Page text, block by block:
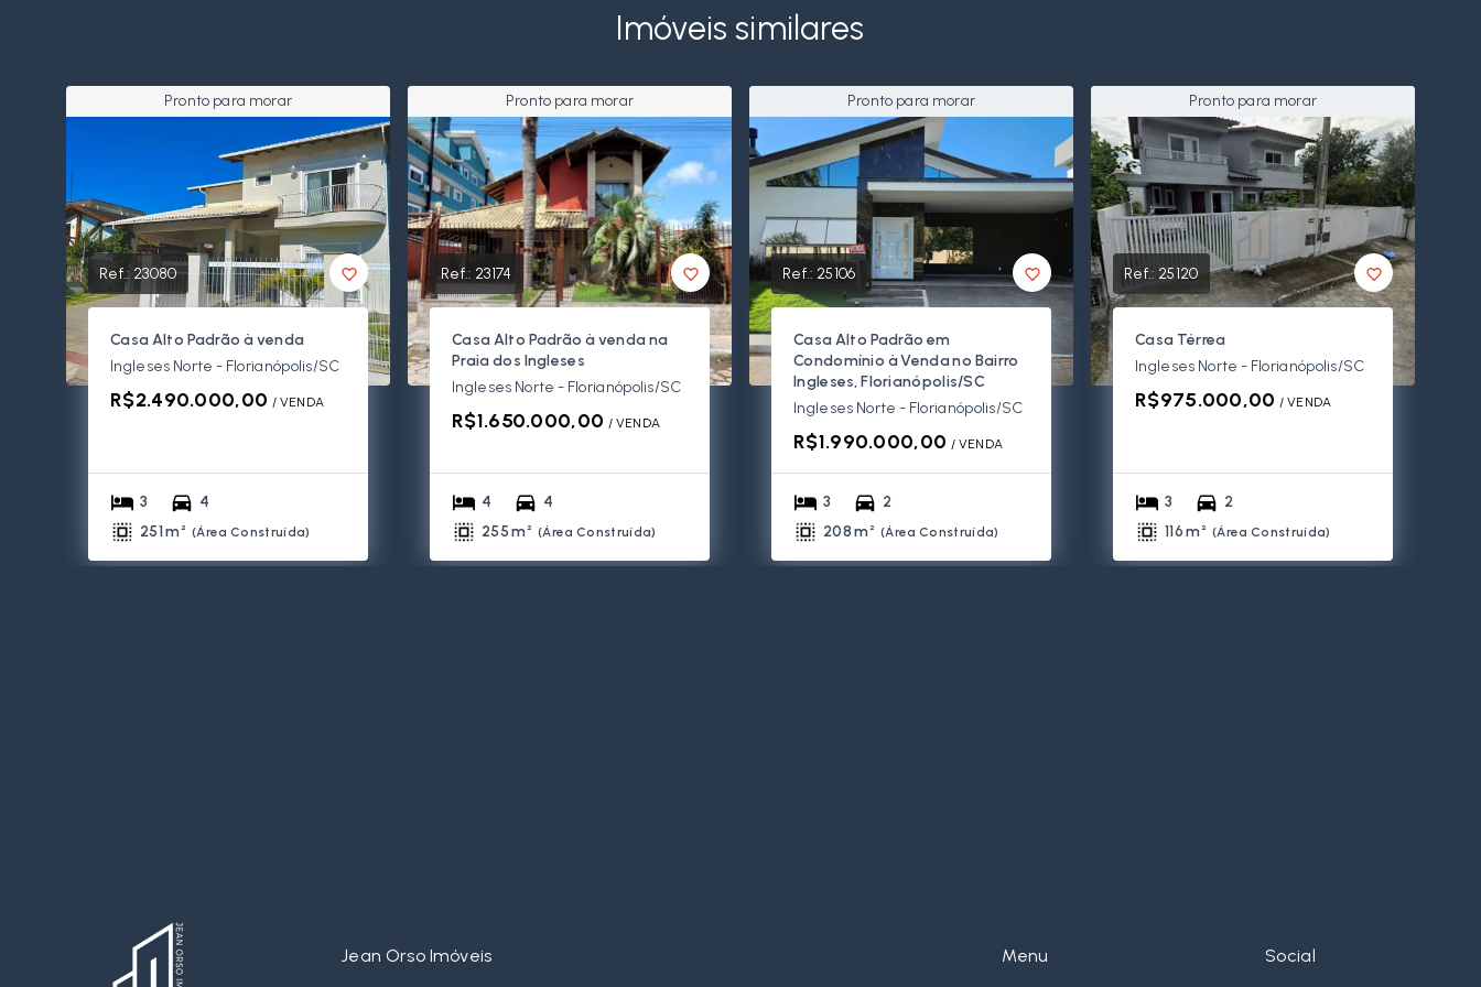
Imóveis similares
Pronto para morar
Ref.: 23080
Casa Alto Padrão à venda
Ingleses Norte - Florianópolis/SC
R$2.490.000,00 / VENDA
3
4
251 m² (Área Construída)
Pronto para morar
Ref.: 23174
Casa Alto Padrão à venda na
Praia dos Ingleses
Ingleses Norte - Florianópolis/SC
R$1.650.000,00 / VENDA
4
4
255 m² (Área Construída)
Pronto para morar
Ref.: 25106
Casa Alto Padrão em
Condomínio à Venda no Bairro
Ingleses, Florianópolis/SC
Ingleses Norte - Florianópolis/SC
R$1.990.000,00 / VENDA
3
2
208 m² (Área Construída)
Pronto para morar
Ref.: 25120
Casa Térrea
Ingleses Norte - Florianópolis/SC
R$975.000,00 / VENDA
3
2
116 m² (Área Construída)
Jean Orso Imóveis Menu Social